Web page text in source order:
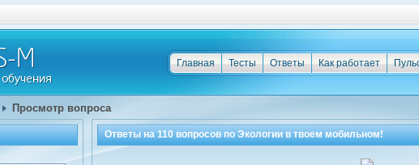
Как работает
Ответы
Тесты
Главная
Просмотр вопроса
Ответы на110вопросов поЭкологиив твоем мобильном!